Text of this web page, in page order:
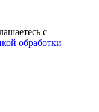
с
обработки